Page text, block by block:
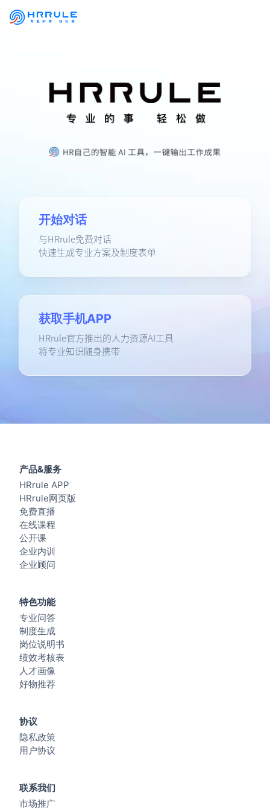
开始对话
与HRrule免费对话
快速生成专业方案及制度表单
获取手机APP
HRrule官方推出的人力资源AI工具
将专业知识随身携带
产品&服务
HRrule APP
HRrule网页版
免费直播
在线课程
公开课
企业内训
企业顾问
特色功能
专业问答
制度生成
岗位说明书
绩效考核表
人才画像
好物推荐
协议
隐私政策
用户协议
联系我们
市场推广